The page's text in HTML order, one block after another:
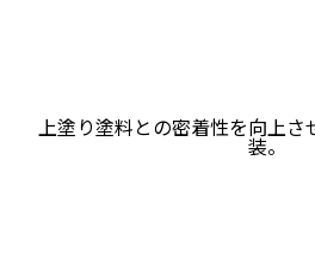
上塗り塗料との密着性を向上さ
装。